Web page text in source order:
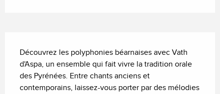
Découvrez les polyphonies béarnaises avec Vath
d'Aspa, un ensemble qui fait vivre la tradition orale
des Pyrénées. Entre chants anciens et
contemporains, laissez-vous porter par des mélodies